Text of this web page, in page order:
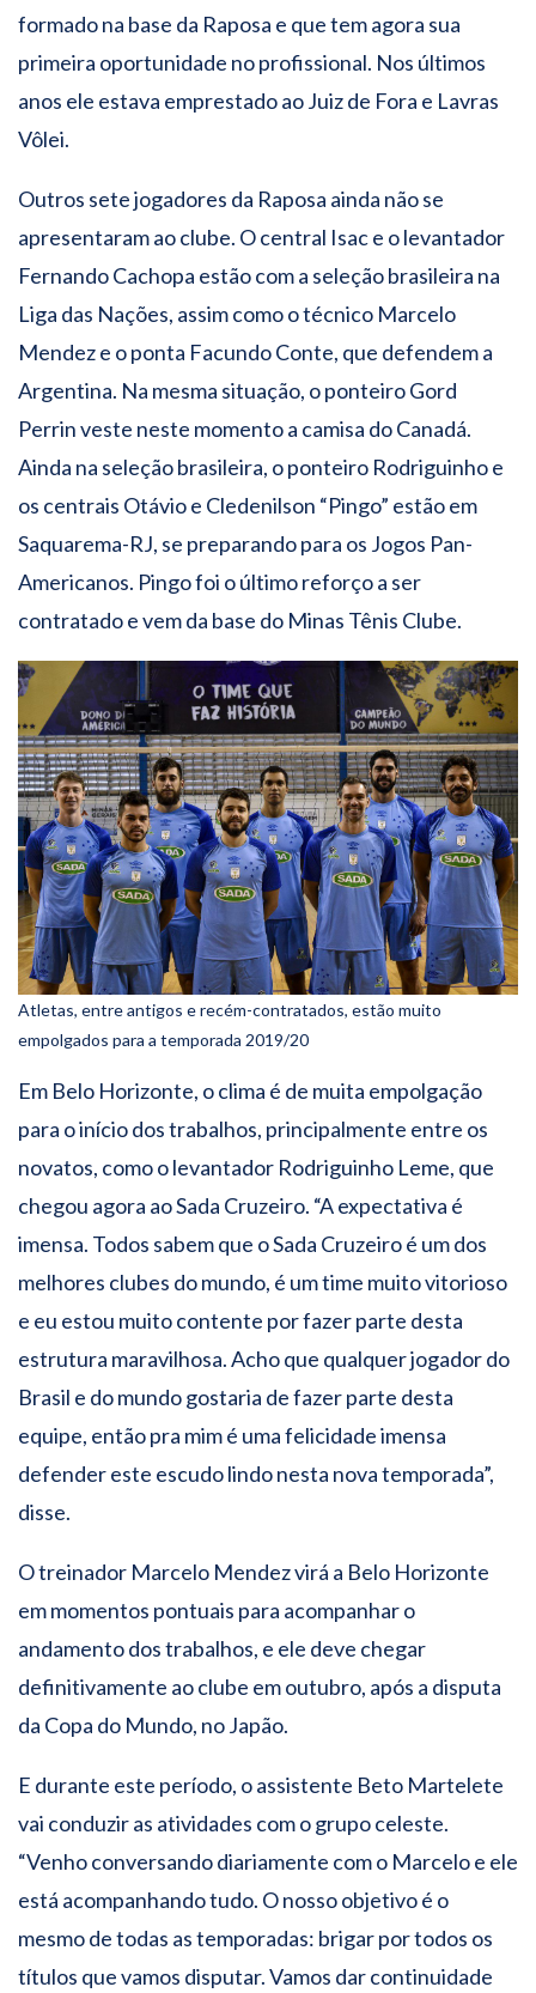
formado na base da Raposa e que tem agora sua
primeira oportunidade no profissional. Nos últimos
anos ele estava emprestado ao Juiz de Fora e Lavras
Vôlei.
Outros sete jogadores da Raposa ainda não se
apresentaram ao clube. O central Isac e o levantador
Fernando Cachopa estão com a seleção brasileira na
Liga das Nações, assim como o técnico Marcelo
Mendez e o ponta Facundo Conte, que defendem a
Argentina. Na mesma situação, o ponteiro Gord
Perrin veste neste momento a camisa do Canadá.
Ainda na seleção brasileira, o ponteiro Rodriguinho e
os centrais Otávio e Cledenilson “Pingo” estão em
Saquarema-RJ, se preparando para os Jogos Pan-
Americanos. Pingo foi o último reforço a ser
contratado e vem da base do Minas Tênis Clube.
Atletas, entre antigos e recém-contratados, estão muito
empolgados para a temporada 2019/20
Em Belo Horizonte, o clima é de muita empolgação
para o início dos trabalhos, principalmente entre os
novatos, como o levantador Rodriguinho Leme, que
chegou agora ao Sada Cruzeiro. “A expectativa é
imensa. Todos sabem que o Sada Cruzeiro é um dos
melhores clubes do mundo, é um time muito vitorioso
e eu estou muito contente por fazer parte desta
estrutura maravilhosa. Acho que qualquer jogador do
Brasil e do mundo gostaria de fazer parte desta
equipe, então pra mim é uma felicidade imensa
defender este escudo lindo nesta nova temporada”,
disse.
O treinador Marcelo Mendez virá a Belo Horizonte
em momentos pontuais para acompanhar o
andamento dos trabalhos, e ele deve chegar
definitivamente ao clube em outubro, após a disputa
da Copa do Mundo, no Japão.
E durante este período, o assistente Beto Martelete
vai conduzir as atividades com o grupo celeste.
“Venho conversando diariamente com o Marcelo e ele
está acompanhando tudo. O nosso objetivo é o
mesmo de todas as temporadas: brigar por todos os
títulos que vamos disputar. Vamos dar continuidade